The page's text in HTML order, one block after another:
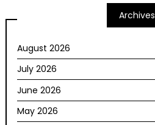
Archives
August 2026
July 2026
June 2026
May 2026